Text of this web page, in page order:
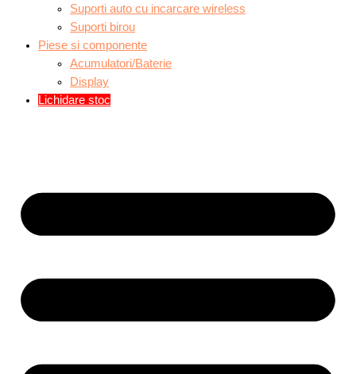
Suporti auto cu incarcare wireless
Suporti birou
Piese si componente
Acumulatori/Baterie
Display
Lichidare stoc